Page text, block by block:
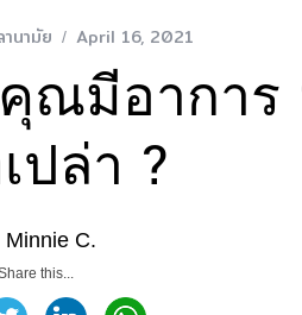
นามัย April 16, 2021
ณมีอาการ
ปล่า ?
Minnie C.
this...